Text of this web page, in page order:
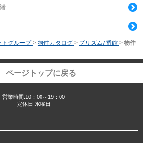
トグループ > 物件カタログ > プリズム7番館 > 物件
ページトップに戻る
営業時間:10：00～19：00
定休日:水曜日